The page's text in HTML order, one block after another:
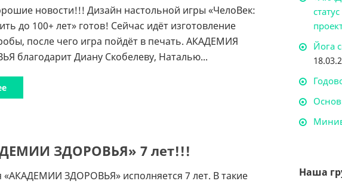
новости!!! Дизайн настольной игры «ЧелоВек:
до 100+ лет» готов! Сейчас идёт изготовление
после чего игра пойдёт в печать. АКАДЕМИЯ
благодарит Диану Скобелеву, Наталью...
ЗДОРОВЬЯ» 7 лет!!!
«АКАДЕМИИ ЗДОРОВЬЯ» исполняется 7 лет. В такие
Йога
Наша